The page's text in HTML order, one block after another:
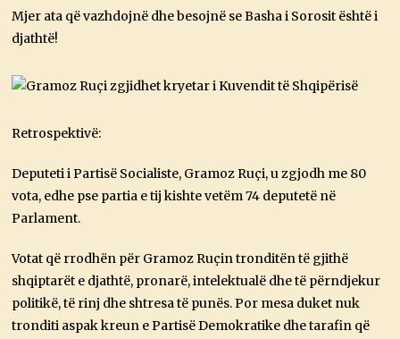
Mjer ata që vazhdojnë dhe besojnë se Basha i Sorosit është i
djathtë!
Retrospektivë:
Deputeti i Partisë Socialiste, Gramoz Ruçi, u zgjodh me 80
vota, edhe pse partia e tij kishte vetëm 74 deputetë në
Parlament.
Votat që rrodhën për Gramoz Ruçin tronditën të gjithë
shqiptarët e djathtë, pronarë, intelektualë dhe të përndjekur
politikë, të rinj dhe shtresa të punës. Por mesa duket nuk
tronditi aspak kreun e Partisë Demokratike dhe tarafin që